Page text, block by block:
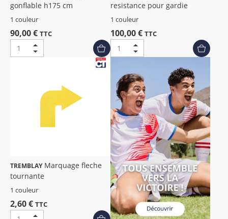
gonflable h175 cm
1 couleur
90,00 € TTC
resistance pour gardie
1 couleur
100,00 € TTC
TREMBLAYMarquage fleche
tournante
1 couleur
2,60 € TTC